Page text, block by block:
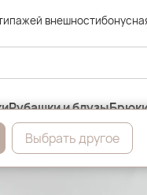
внешности
Рубашки и блузы
Выбрать другое